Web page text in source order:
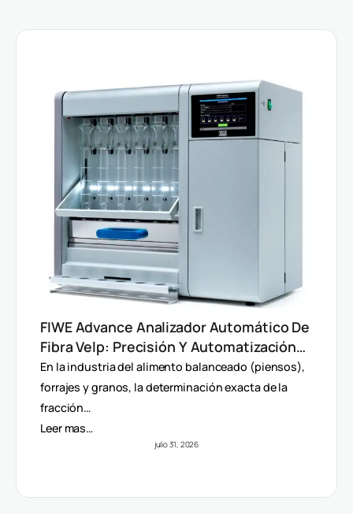
FIWE Advance Analizador Automático De
Fibra Velp: Precisión Y Automatización
En Método Van Soest
En la industria del alimento balanceado (piensos),
forrajes y granos, la determinación exacta de la
fracción…
Leer mas…
julio 31, 2026